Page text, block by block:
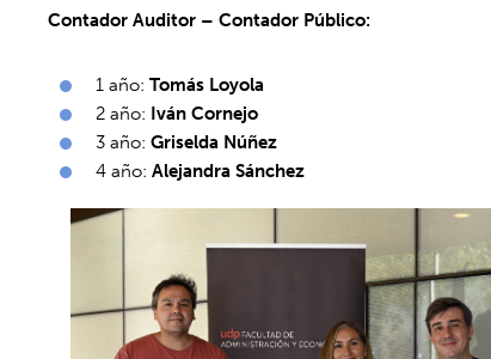
Contador Auditor – Contador Público:
1 año:Tomás Loyola
2 año: Iván Cornejo
3 año:Griselda Núñez
4 año:Alejandra Sánchez